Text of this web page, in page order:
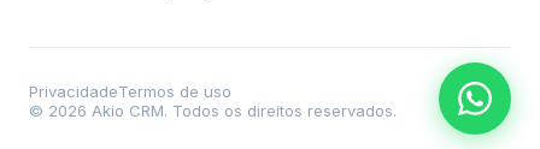
PrivacidadeTermos de uso
© 2026 Akio CRM. Todos os direitos reservados.